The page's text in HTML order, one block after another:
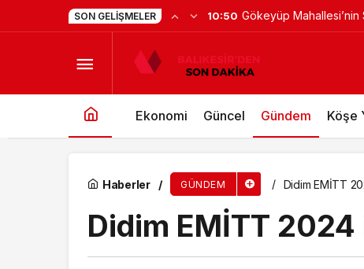
SON GELIŞMELER
Gökeyüp Mahallesi’nin
Ekonomi Güncel Gündem Köşe
Haberler GÜNDEM Didim EMİTT
Didim EMİTT 2024
AK Parti Nevşehir Belediye Başkan Adayı